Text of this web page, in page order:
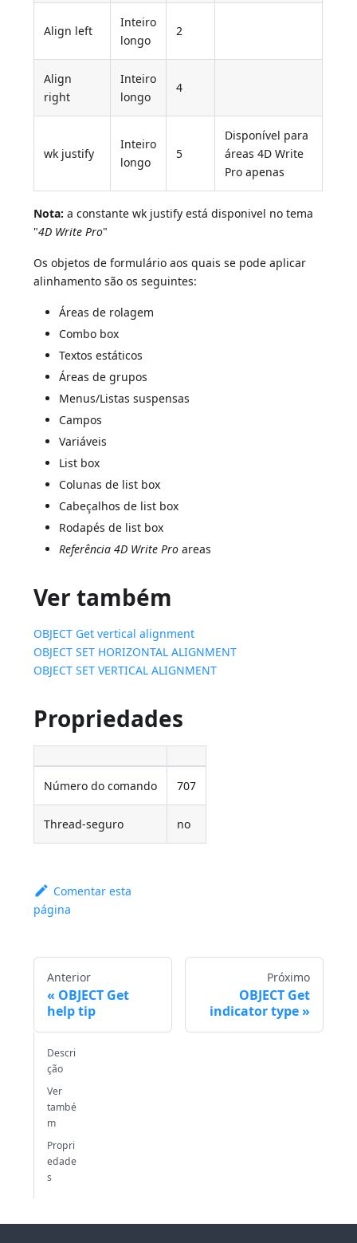
Align left
Inteiro
longo
2
Align
right
Inteiro
longo
4
wk justify
Inteiro
longo
5
Disponível para
áreas 4D Write
Pro apenas
Nota: a constante wk justify está disponivel no tema
"4D Write Pro"
Os objetos de formulário aos quais se pode aplicar
alinhamento são os seguintes:
Áreas de rolagem
Combo box
Textos estáticos
Áreas de grupos
Menus/Listas suspensas
Campos
Variáveis
List box
Colunas de list box
Cabeçalhos de list box
Rodapés de list box
Referência 4D Write Pro areas
Ver também
OBJECT Get vertical alignment
OBJECT SET HORIZONTAL ALIGNMENT
OBJECT SET VERTICAL ALIGNMENT
Propriedades
Número do comando 707
Thread-seguro no
Comentar esta
página
Anterior
OBJECT Get
help tip
Próximo
OBJECT Get
indicator type
Descri
ção
Ver
també
m
Propri
edade
s